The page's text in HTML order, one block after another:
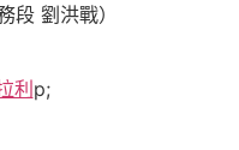
段 劉洪戰）
利p;